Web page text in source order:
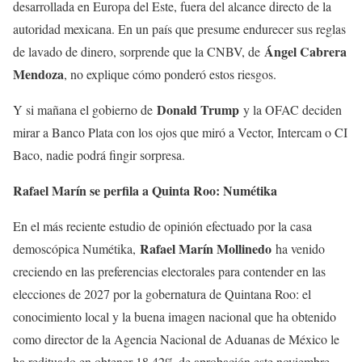
desarrollada en Europa del Este, fuera del alcance directo de la
autoridad mexicana. En un país que presume endurecer sus reglas
de lavado de dinero, sorprende que la CNBV, de Ángel Cabrera
Mendoza, no explique cómo ponderó estos riesgos.
Y si mañana el gobierno de Donald Trump y la OFAC deciden
mirar a Banco Plata con los ojos que miró a Vector, Intercam o CI
Baco, nadie podrá fingir sorpresa.
Rafael Marín se perfila a Quinta Roo: Numétika
En el más reciente estudio de opinión efectuado por la casa
demoscópica Numétika, Rafael Marín Mollinedo ha venido
creciendo en las preferencias electorales para contender en las
elecciones de 2027 por la gobernatura de Quintana Roo: el
conocimiento local y la buena imagen nacional que ha obtenido
como director de la Agencia Nacional de Aduanas de México le